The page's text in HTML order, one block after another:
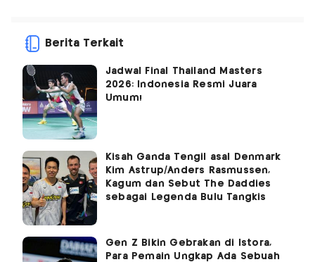
Berita Terkait
Jadwal Final Thailand Masters
2026: Indonesia Resmi Juara
Umum!
Kisah Ganda Tengil asal Denmark
Kim Astrup/Anders Rasmussen,
Kagum dan Sebut The Daddies
sebagai Legenda Bulu Tangkis
Gen Z Bikin Gebrakan di Istora,
Para Pemain Ungkap Ada Sebuah